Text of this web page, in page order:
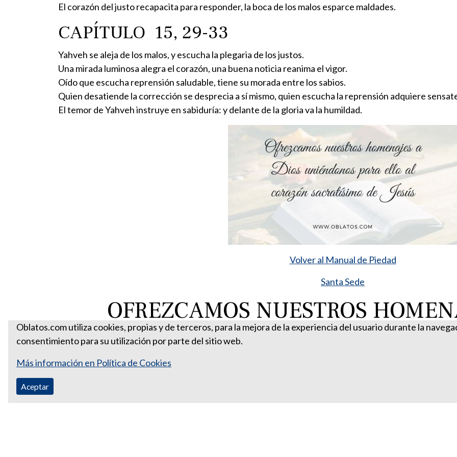
El corazón del justo recapacita para responder, la boca de los malos esparce maldades.
CAPÍTULO 15, 29-33
Yahveh se aleja de los malos, y escucha la plegaria de los justos.
Una mirada luminosa alegra el corazón, una buena noticia reanima el vigor.
Oído que escucha reprensión saludable, tiene su morada entre los sabios.
Quien desatiende la corrección se desprecia a sí mismo, quien escucha la reprensión adquiere
El temor de Yahveh instruye en sabiduría: y delante de la gloria va la humildad.
Volver al Manual de Piedad
Santa Sede
OFREZCAMOS NUESTROS
Oblatos.com utiliza cookies, propias y de terceros, para la mejora de la experiencia del usuario durante la
consentimiento para su utilización por parte del sitio web.
Más información en Política de Cookies
Aceptar